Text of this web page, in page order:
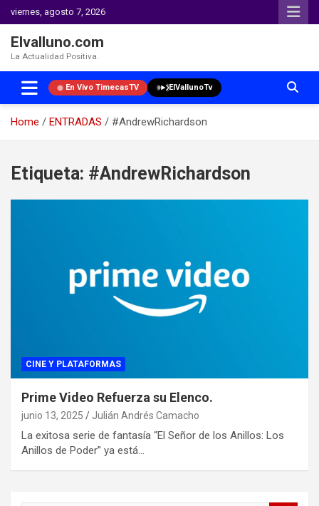
viernes, agosto 7, 2026
Elvalluno.com
La Actualidad Positiva.
En Vivo TimecasTV ElVallunoTv
Home ENTRADAS
#AndrewRichardson
content
Etiqueta: #AndrewRichardson
CINE Y PLATAFORMAS
Prime Video Refuerza su Elenco.
junio 13, 2025 Julián Andrés Camacho
La exitosa serie de fantasía “El Señor de los Anillos: Los
Anillos de Poder” ya está…